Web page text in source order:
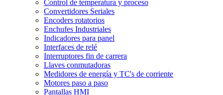
Control de temperatura y proceso
Convertidores Seriales
Encoders rotatorios
Enchufes Industriales
Indicadores para panel
Interfaces de relé
Interruptores fin de carrera
Llaves conmutadoras
Medidores de energía y TC's de corriente
Motores paso a paso
Pantallas HMI